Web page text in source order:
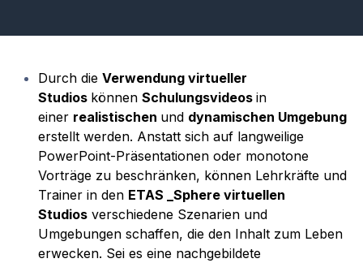
Durch die Verwendung virtueller
Studios können Schulungsvideos in
einer realistischen und dynamischen Umgebung
erstellt werden. Anstatt sich auf langweilige
PowerPoint-Präsentationen oder monotone
Vorträge zu beschränken, können Lehrkräfte und
Trainer in den ETAS _Sphere virtuellen
Studios verschiedene Szenarien und
Umgebungen schaffen, die den Inhalt zum Leben
erwecken. Sei es eine nachgebildete